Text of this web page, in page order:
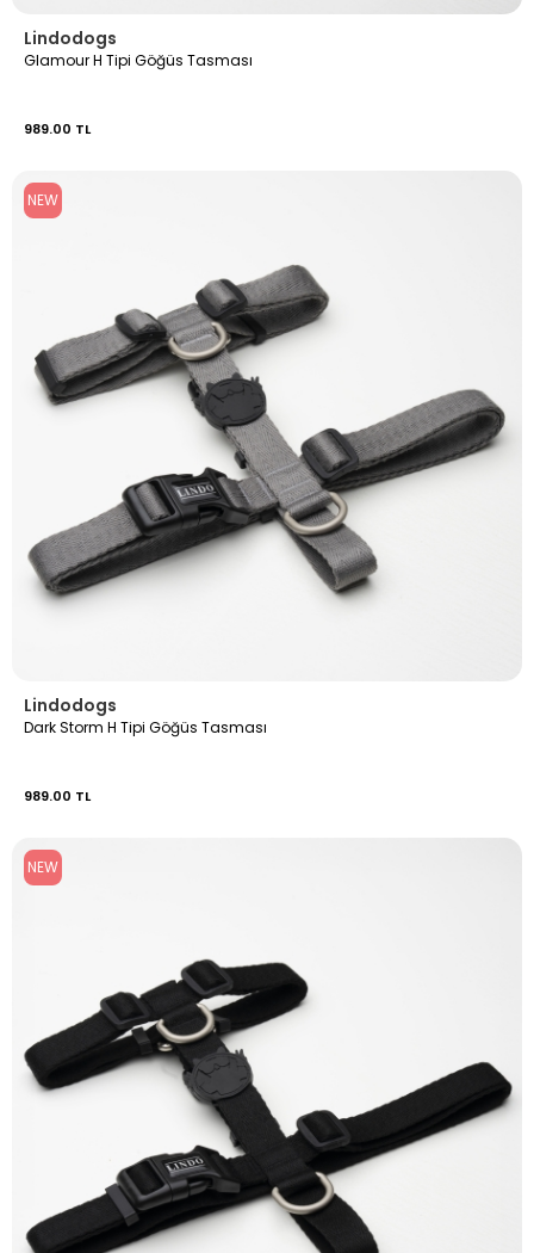
Lindodogs
Glamour H Tipi Göğüs Tasması
989.00 TL
NEW
Lindodogs
Dark Storm H Tipi Göğüs Tasması
989.00 TL
NEW